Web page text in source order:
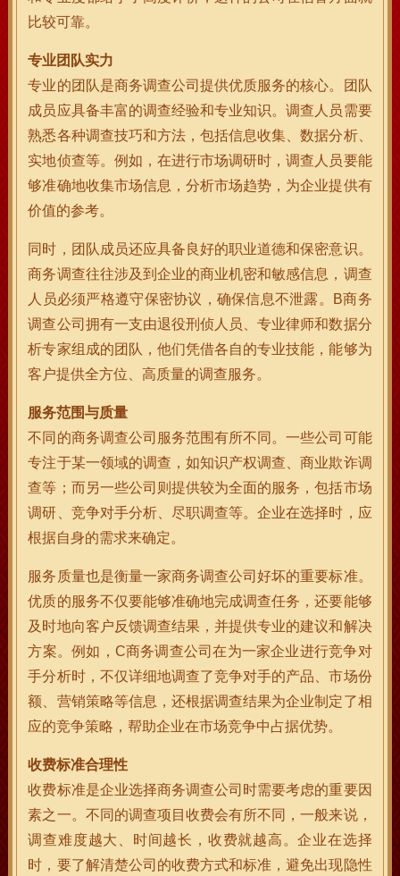
比较可靠。
专业团队实力
专业的团队是商务调查公司提供优质服务的核心。团队
成员应具备丰富的调查经验和专业知识。调查人员需要
熟悉各种调查技巧和方法，包括信息收集、数据分析、
实地侦查等。例如，在进行市场调研时，调查人员要能
够准确地收集市场信息，分析市场趋势，为企业提供有
价值的参考。
同时，团队成员还应具备良好的职业道德和保密意识。
商务调查往往涉及到企业的商业机密和敏感信息，调查
人员必须严格遵守保密协议，确保信息不泄露。B商务
调查公司拥有一支由退役刑侦人员、专业律师和数据分
析专家组成的团队，他们凭借各自的专业技能，能够为
客户提供全方位、高质量的调查服务。
服务范围与质量
不同的商务调查公司服务范围有所不同。一些公司可能
专注于某一领域的调查，如知识产权调查、商业欺诈调
查等；而另一些公司则提供较为全面的服务，包括市场
调研、竞争对手分析、尽职调查等。企业在选择时，应
根据自身的需求来确定。
服务质量也是衡量一家商务调查公司好坏的重要标准。
优质的服务不仅要能够准确地完成调查任务，还要能够
及时地向客户反馈调查结果，并提供专业的建议和解决
方案。例如，C商务调查公司在为一家企业进行竞争对
手分析时，不仅详细地调查了竞争对手的产品、市场份
额、营销策略等信息，还根据调查结果为企业制定了相
应的竞争策略，帮助企业在市场竞争中占据优势。
收费标准合理性
收费标准是企业选择商务调查公司时需要考虑的重要因
素之一。不同的调查项目收费会有所不同，一般来说，
调查难度越大、时间越长，收费就越高。企业在选择
时，要了解清楚公司的收费方式和标准，避免出现隐性